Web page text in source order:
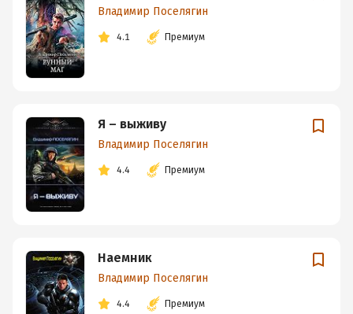
Владимир Поселягин
4.1 Премиум
Я – выживу
Владимир Поселягин
4.4 Премиум
Наемник
Владимир Поселягин
4.4 Премиум